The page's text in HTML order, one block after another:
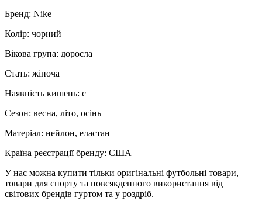
Бренд: Nike
Колір: чорний
Вікова група: доросла
Стать: жіноча
Наявність кишень: є
Сезон: весна, літо, осінь
Матеріал: нейлон, еластан
Країна реєстрації бренду: США
У нас можна купити тільки оригінальні футбольні товари,
товари для спорту та повсякденного використання від
світових брендів гуртом та у роздріб.